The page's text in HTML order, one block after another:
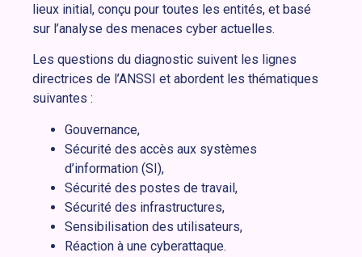
lieux initial, conçu pour toutes les entités, et basé
sur l’analyse des menaces cyber actuelles.
Les questions du diagnostic suivent les lignes
directrices de l’ANSSI et abordent les thématiques
suivantes :
Gouvernance,
Sécurité des accès aux systèmes
d’information (SI),
Sécurité des postes de travail,
Sécurité des infrastructures,
Sensibilisation des utilisateurs,
Réaction à une cyberattaque.